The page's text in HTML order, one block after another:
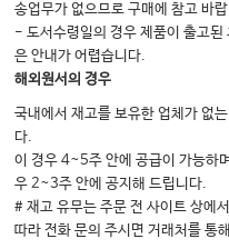
4 응급 치료에서의 행동 건강
5 병원 의학
6 재난 계획 및 대응
7 군사 응급의학
8 독립형 응급실
9 스포츠 의학
10 노인 응급실
송업무가 없으므로 구매에 참고 바
- 도서수령일의 경우 제품이 출고
은 안내가 어렵습니다.
해외원서의 경우
국내에서 재고를 보유한 업체가 없
다.
이 경우 4~5주 안에 공급이 가능하
우 2~3주 안에 공지해 드립니다.
# 재고 유무는 주문 전 사이트 상에
따라 전화 문의 주시면 거래처를 통